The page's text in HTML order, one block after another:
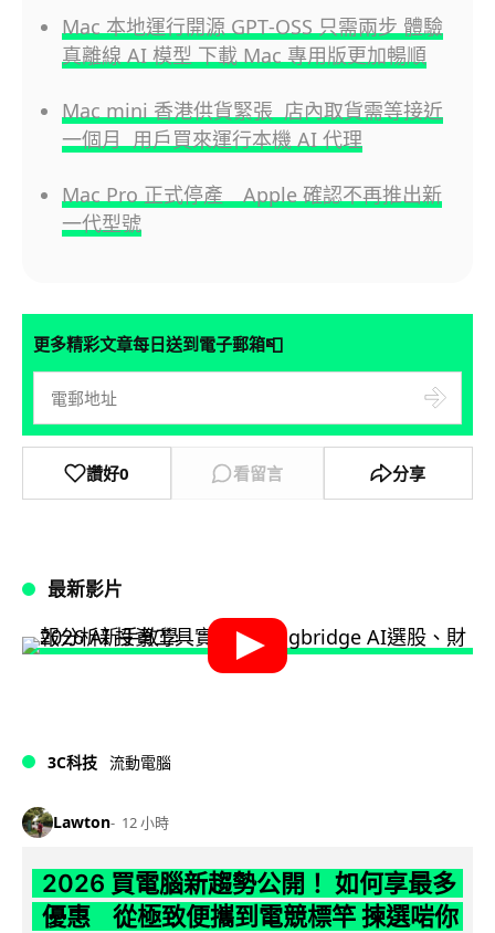
Mac 本地運行開源 GPT‑OSS 只需兩步 體驗
真離線 AI 模型 下載 Mac 專用版更加暢順
Mac mini 香港供貨緊張 店內取貨需等接近
一個月 用戶買來運行本機 AI 代理
Mac Pro 正式停產 Apple 確認不再推出新
一代型號
更多精彩文章每日送到電子郵箱📮
讚好0 看留言 分享
最新影片
3C科技 流動電腦
Lawton 12 小時
2026 買電腦新趨勢公開！ 如何享最多
優惠 從極致便攜到電競標竿 揀選啱你